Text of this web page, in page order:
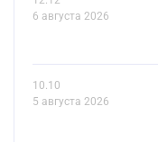
6 августа 2026
10.10
5 августа 2026